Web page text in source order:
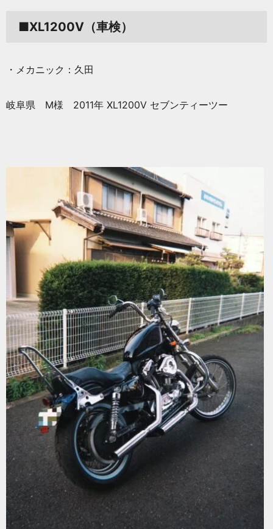
■XL1200V（車検）
・メカニック：久田
岐阜県 M様 2011年 XL1200V セブンティーツー